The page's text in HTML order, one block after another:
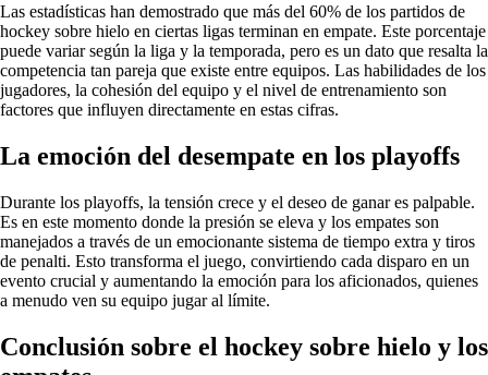
Las estadísticas han demostrado que más del 60% de los partidos de
hockey sobre hielo en ciertas ligas terminan en empate. Este porcentaje
puede variar según la liga y la temporada, pero es un dato que resalta la
competencia tan pareja que existe entre equipos. Las habilidades de los
jugadores, la cohesión del equipo y el nivel de entrenamiento son
factores que influyen directamente en estas cifras.
La emoción del desempate en los playoffs
Durante los playoffs, la tensión crece y el deseo de ganar es palpable.
Es en este momento donde la presión se eleva y los empates son
manejados a través de un emocionante sistema de tiempo extra y tiros
de penalti. Esto transforma el juego, convirtiendo cada disparo en un
evento crucial y aumentando la emoción para los aficionados, quienes
a menudo ven su equipo jugar al límite.
Conclusión sobre el hockey sobre hielo y los